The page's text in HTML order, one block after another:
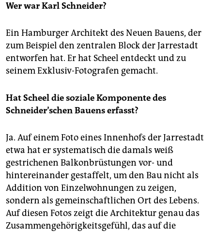
Wer war Karl Schneider?
Ein Hamburger Architekt des Neuen Bauens, der
zum Beispiel den zentralen Block der Jarrestadt
entworfen hat. Er hat Scheel entdeckt und zu
seinem Exklusiv-Fotografen gemacht.
Hat Scheel die soziale Komponente des
Schneider’schen Bauens erfasst?
Ja. Auf einem Foto eines Innenhofs der Jarrestadt
etwa hat er systematisch die damals weiß
gestrichenen Balkonbrüstungen vor- und
hintereinander gestaffelt, um den Bau nicht als
Addition von Einzelwohnungen zu zeigen,
sondern als gemeinschaftlichen Ort des Lebens.
Auf diesen Fotos zeigt die Architektur genau das
Zusammengehörigkeitsgefühl, das auf die